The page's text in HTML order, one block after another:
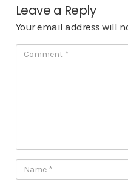
Leave a Reply
Your email address will